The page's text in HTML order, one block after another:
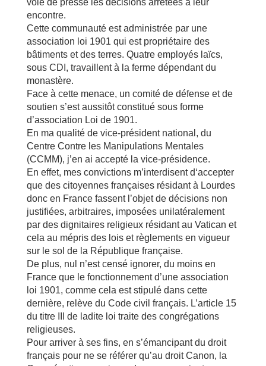
voie de presse les décisions arrêtées à leur
encontre.
Cette communauté est administrée par une
association loi 1901 qui est propriétaire des
bâtiments et des terres. Quatre employés laïcs,
sous CDI, travaillent à la ferme dépendant du
monastère.
Face à cette menace, un comité de défense et de
soutien s’est aussitôt constitué sous forme
d’association Loi de 1901.
En ma qualité de vice-président national, du
Centre Contre les Manipulations Mentales
(CCMM), j’en ai accepté la vice-présidence.
En effet, mes convictions m’interdisent d‘accepter
que des citoyennes françaises résidant à Lourdes
donc en France fassent l’objet de décisions non
justifiées, arbitraires, imposées unilatéralement
par des dignitaires religieux résidant au Vatican et
cela au mépris des lois et règlements en vigueur
sur le sol de la République française.
De plus, nul n’est censé ignorer, du moins en
France que le fonctionnement d’une association
loi 1901, comme cela est stipulé dans cette
dernière, relève du Code civil français. L’article 15
du titre III de ladite loi traite des congrégations
religieuses.
Pour arriver à ses fins, en s’émancipant du droit
français pour ne se référer qu’au droit Canon, la